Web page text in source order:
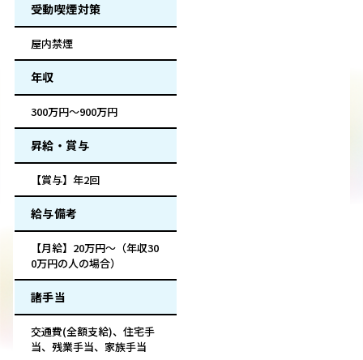
受動喫煙対策
屋内禁煙
年収
300万円～900万円
昇給・賞与
【賞与】年2回
給与備考
【月給】20万円～（年収30
0万円の人の場合）
諸手当
交通費(全額支給)、住宅手
当、残業手当、家族手当